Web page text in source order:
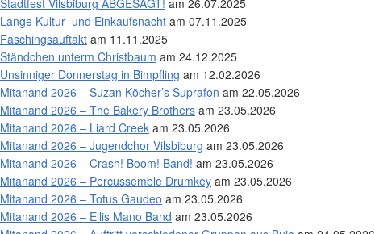
Stadtfest Vilsbiburg ABGESAGT! am 26.07.2025
Lange Kultur- und Einkaufsnacht am 07.11.2025
Faschingsauftakt am 11.11.2025
Ständchen unterm Christbaum am 24.12.2025
Unsinniger Donnerstag in Bimpfling am 12.02.2026
Mitanand 2026 – Suzan Köcher’s Suprafon am 22.05.2026
Mitanand 2026 – The Bakery Brothers am 23.05.2026
Mitanand 2026 – Liard Creek am 23.05.2026
Mitanand 2026 – Jugendchor Vilsbiburg am 23.05.2026
Mitanand 2026 – Crash! Boom! Band! am 23.05.2026
Mitanand 2026 – Percussemble Drumkey am 23.05.2026
Mitanand 2026 – Totus Gaudeo am 23.05.2026
Mitanand 2026 – Ellis Mano Band am 23.05.2026